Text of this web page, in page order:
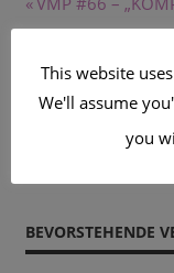
Beitrag:
SUCHE
BEVORSTEHENDE
This website
We'll assume
you